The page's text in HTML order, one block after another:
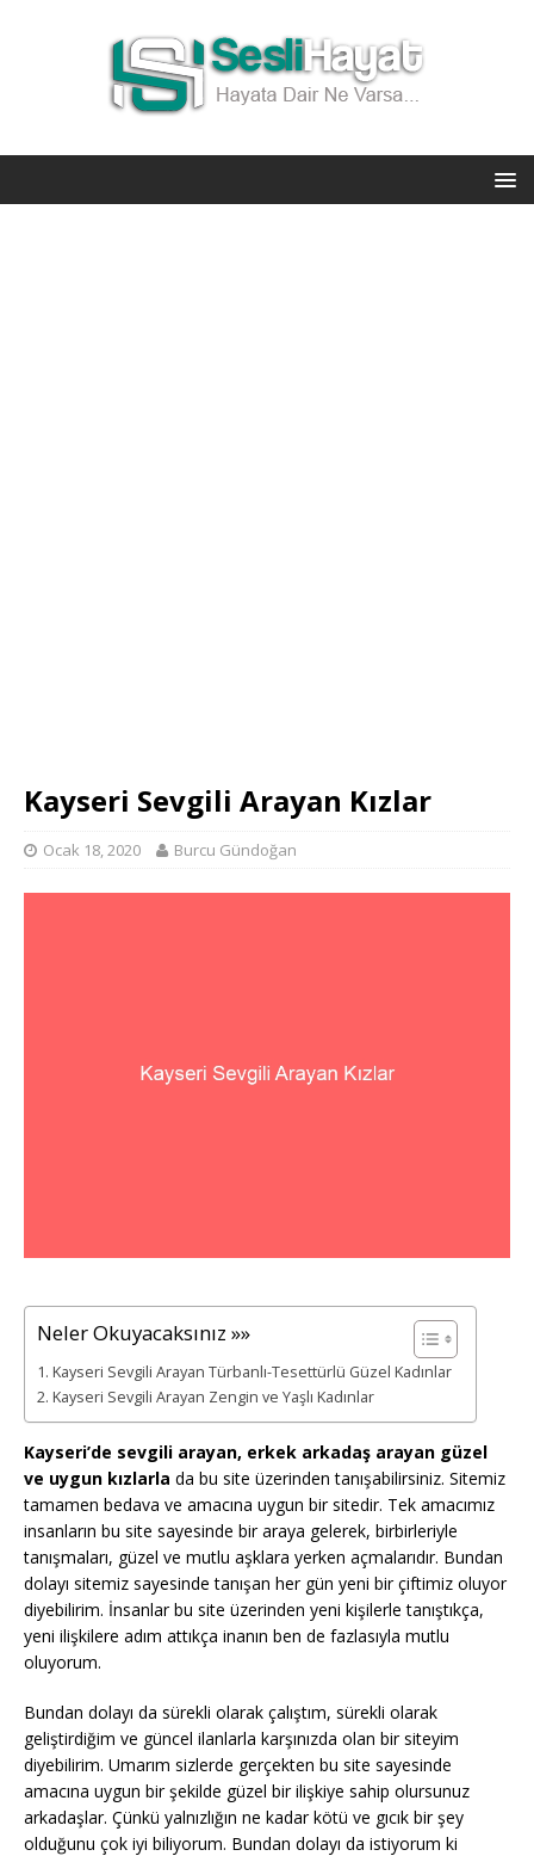
Kayseri Sevgili Arayan Kızlar
Ocak 18, 2020 Burcu Gündoğan
Neler Okuyacaksınız »»
Kayseri Sevgili Arayan Türbanlı-Tesettürlü Güzel Kadınlar
Kayseri Sevgili Arayan Zengin ve Yaşlı Kadınlar
Kayseri’de sevgili arayan, erkek arkadaş arayan güzel
ve uygun kızlarla da bu site üzerinden tanışabilirsiniz. Sitemiz
tamamen bedava ve amacına uygun bir sitedir. Tek amacımız
insanların bu site sayesinde bir araya gelerek, birbirleriyle
tanışmaları, güzel ve mutlu aşklara yerken açmalarıdır. Bundan
dolayı sitemiz sayesinde tanışan her gün yeni bir çiftimiz oluyor
diyebilirim. İnsanlar bu site üzerinden yeni kişilerle tanıştıkça,
yeni ilişkilere adım attıkça inanın ben de fazlasıyla mutlu
oluyorum.
Bundan dolayı da sürekli olarak çalıştım, sürekli olarak
geliştirdiğim ve güncel ilanlarla karşınızda olan bir siteyim
diyebilirim. Umarım sizlerde gerçekten bu site sayesinde
amacına uygun bir şekilde güzel bir ilişkiye sahip olursunuz
arkadaşlar. Çünkü yalnızlığın ne kadar kötü ve gıcık bir şey
olduğunu çok iyi biliyorum. Bundan dolayı da istiyorum ki